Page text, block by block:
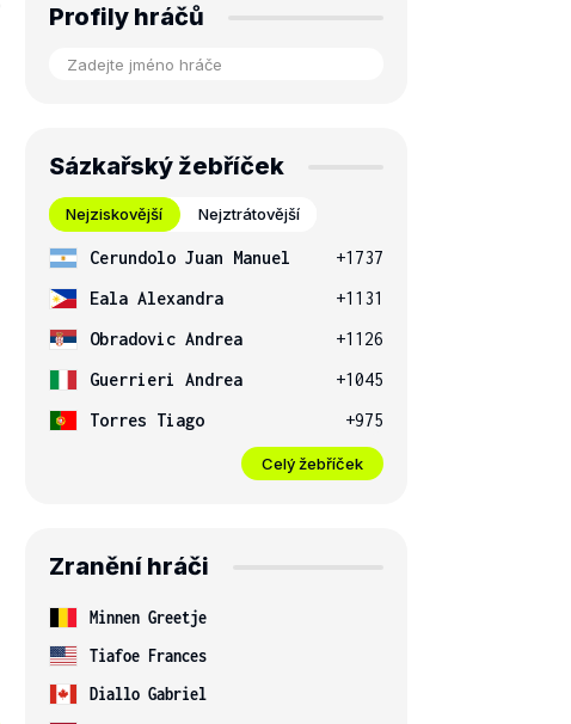
Profily hráčů
Sázkařský žebříček
Nejziskovější Nejztrátovější
Cerundolo Juan Manuel
+1737
Eala Alexandra
+1131
Obradovic Andrea
+1126
Guerrieri Andrea
+1045
Torres Tiago
+975
Celý žebříček
Zranění hráči
Minnen Greetje
Tiafoe Frances
Diallo Gabriel